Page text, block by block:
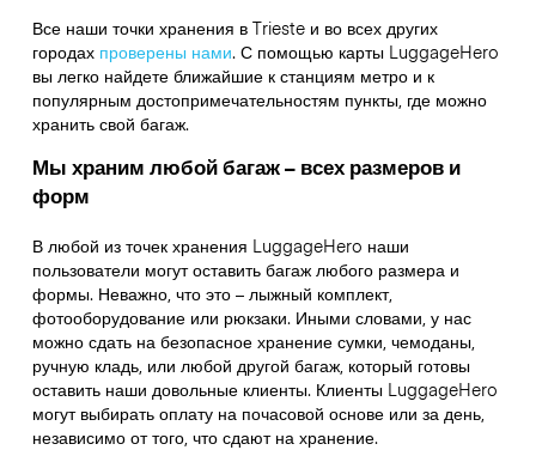
Все наши точки хранения в Trieste и во всех других
городах проверены нами. С помощью карты LuggageHero
вы легко найдете ближайшие к станциям метро и к
популярным достопримечательностям пункты, где можно
хранить свой багаж.
Мы храним любой багаж – всех размеров и
форм
В любой из точек хранения LuggageHero наши
пользователи могут оставить багаж любого размера и
формы. Неважно, что это – лыжный комплект,
фотооборудование или рюкзаки. Иными словами, у нас
можно сдать на безопасное хранение сумки, чемоданы,
ручную кладь, или любой другой багаж, который готовы
оставить наши довольные клиенты. Клиенты LuggageHero
могут выбирать оплату на почасовой основе или за день,
независимо от того, что сдают на хранение.